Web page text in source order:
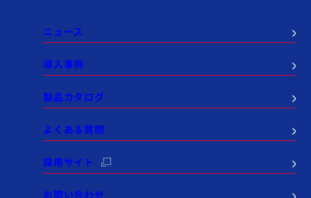
ニュース
導入事例
製品カタログ
よくある質問
採用サイト
お問い合わせ